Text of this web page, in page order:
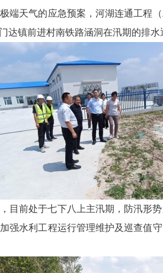
端天气的应急预案，河湖连通工程
镇前进村南铁路涵洞在汛期的排
目前处于七下八上主汛期，防汛形
强水利工程运行管理维护及巡查值